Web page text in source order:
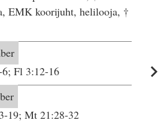
EMK koorijuht, helilooja, †
Fl 3:12-16
19; Mt 21:28-32